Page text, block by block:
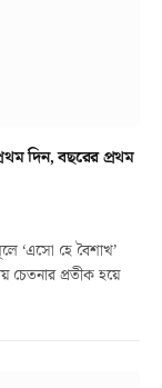
দিন, বছরের প্রথম
‘এসো হে বৈশাখ’
চেতনার প্রতীক হয়ে